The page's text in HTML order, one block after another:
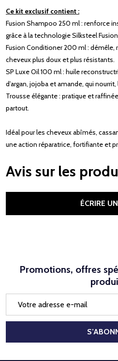
Ce kit exclusif contient :
Fusion Shampoo 250 ml : renforce
grâce à la technologie Silksteel
Fusion Conditioner 200 ml : démêle,
cheveux plus doux et plus résistants.
SP Luxe Oil 100 ml : huile
d’argan, jojoba et amande, qui
Trousse élégante : pratique et
partout.
Idéal pour les cheveux abîmés,
une action réparatrice, fortifiante et
Avis sur les
ÉCRIRE
Promotions, offres
mail